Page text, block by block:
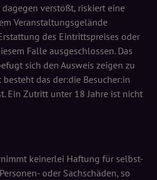
dagegen verstößt, riskiert eine
Veranstaltungsgelände
des Eintrittspreises oder
Falle ausgeschlossen. Das
sich den Ausweis zeigen zu
das der:die Besucher:in
Ein Zutritt unter 18 Jahre ist nicht
keinerlei Haftung für selbst-
oder Sachschäden, so